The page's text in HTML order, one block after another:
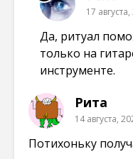
17
Да, ритуал
только на
инструменте.
Рита
14 августа,
Потихоньку